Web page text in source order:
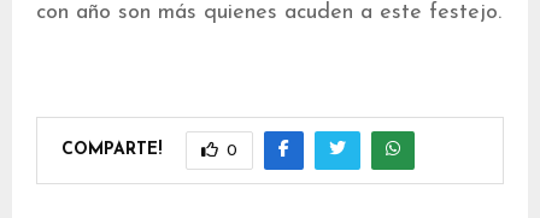
con año son más quienes acuden a este festejo.
COMPARTE! 0